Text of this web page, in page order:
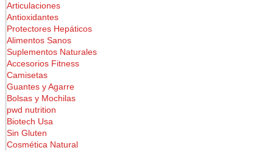
Articulaciones
Antioxidantes
Protectores Hepáticos
Alimentos Sanos
Suplementos Naturales
Accesorios Fitness
Camisetas
Guantes y Agarre
Bolsas y Mochilas
pwd nutrition
Biotech Usa
Sin Gluten
Cosmética Natural